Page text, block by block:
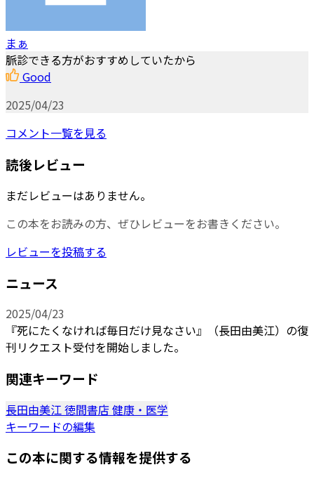
まぁ
脈診できる方がおすすめしていたから
Good
2025/04/23
コメント一覧を見る
読後レビュー
まだレビューはありません。
この本をお読みの方、ぜひレビューをお書きください。
レビューを投稿する
ニュース
2025/04/23
『死にたくなければ毎日だけ見なさい』（長田由美江）の復
刊リクエスト受付を開始しました。
関連キーワード
長田由美江 徳間書店健康・医学
キーワードの編集
この本に関する情報を提供する